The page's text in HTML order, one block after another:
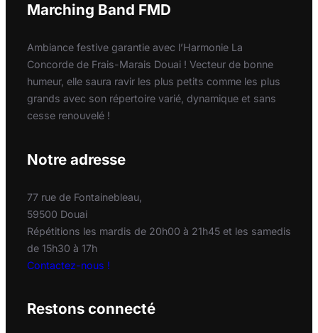
Marching Band FMD
Ambiance festive garantie avec l’Harmonie La
Concorde de Frais-Marais Douai ! Vecteur de bonne
humeur, elle saura ravir les plus petits comme les plus
grands avec son répertoire varié, dynamique et sans
cesse renouvelé !
Notre adresse
77 rue de Fontainebleau,
59500 Douai
Répétitions les mardis de 20h00 à 21h45 et les samedis
de 15h30 à 17h
Contactez-nous !
Restons connecté